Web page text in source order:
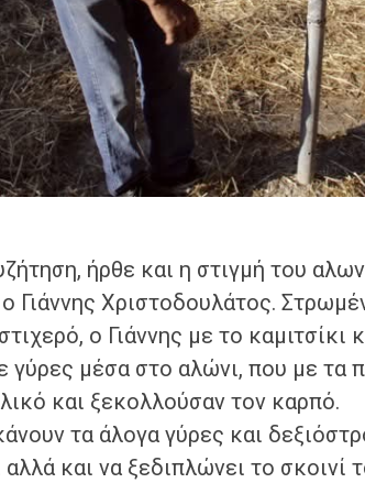
ήρθε και η στιγμή του
Γιάννης Χριστοδουλάτος.
ο Γιάννης με το
γύρες μέσα στο αλώνι, που με τα
και ξεκολλούσαν τον καρπό.
τα άλογα γύρες και
αλλά και να ξεδιπλώνει το